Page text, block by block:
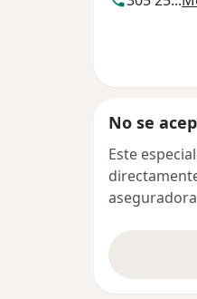
No se
Este